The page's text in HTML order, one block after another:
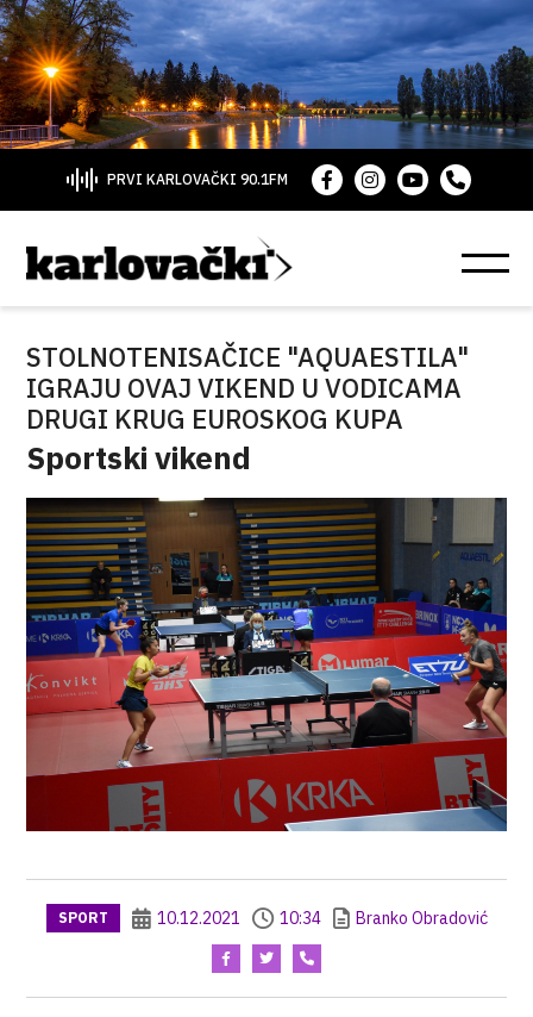
PRVI KARLOVAČKI 90.1FM
STOLNOTENISAČICE "AQUAESTILA"
IGRAJU OVAJ VIKEND U VODICAMA
DRUGI KRUG EUROSKOG KUPA
Sportski vikend
SPORT 10.12.2021 10:34 Branko Obradović